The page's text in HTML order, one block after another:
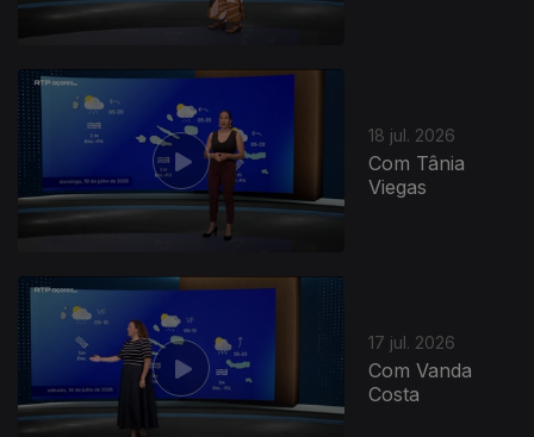
18 jul. 2026
Com Tânia
Viegas
17 jul. 2026
Com Vanda
Costa
943467